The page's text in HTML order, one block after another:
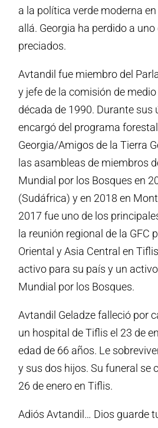
a la política verde moderna
allá. Georgia ha perdido a
preciados.
Avtandil fue miembro del
y jefe de la comisión de
década de 1990. Durante sus
encargó del programa
Georgia/Amigos de la Tierra
las asambleas de miembros
Mundial por los Bosques en
(Sudáfrica) y en 2018 en
2017 fue uno de los
la reunión regional de la GFC
Oriental y Asia Central en
activo para su país y un
Mundial por los Bosques.
Avtandil Geladze falleció por
un hospital de Tiflis el 23 de
edad de 66 años. Le
y sus dos hijos. Su funeral se
26 de enero en Tiflis.
Adiós Avtandil… Dios guarde